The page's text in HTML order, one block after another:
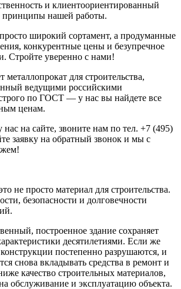
и клиентоориентированный
принципы нашей работы.
широкий сортамент, а продуманные
конкурентные цены и безупречное
Стройте уверенно с нами!
металлопрокат для строительства,
ведущими российскими
по ГОСТ — у нас вы найдете все
ценам.
нас на сайте, звоните нам по тел. +7 (495)
заявку на обратный звонок и мы с
не просто материал для строительства.
безопасности и долговечности
построенное здание сохраняет
десятилетиями. Если же
постепенно разрушаются, и
снова вкладывать средства в ремонт и
качество строительных материалов,
обслуживание и эксплуатацию объекта.